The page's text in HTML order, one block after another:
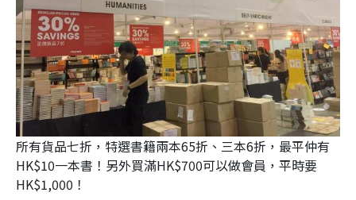
所有貨品七折，特選書籍兩本65折、三本6折，最平仲有
HK$10一本書！另外買滿HK$700可以做會員，平時要
HK$1,000！